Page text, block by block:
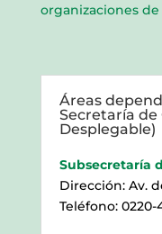
organizaciones
Áreas
Secretaría de
Desplegable)
Subsecretaría
Dirección: Av.
Teléfono: 0220-